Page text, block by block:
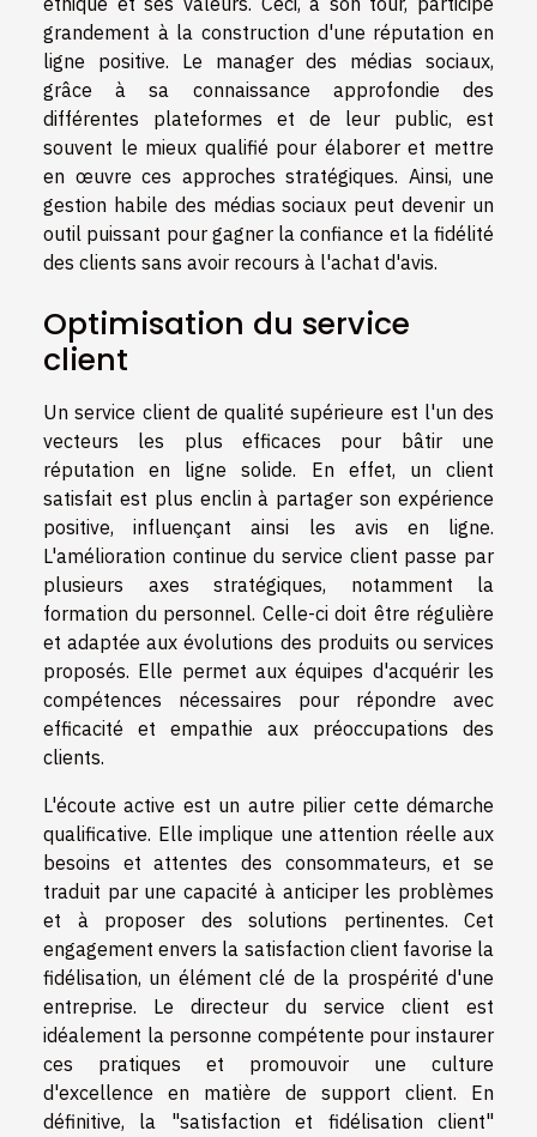
grandement à la construction d'une réputation en
ligne positive. Le manager des médias sociaux,
grâce à sa connaissance approfondie des
différentes plateformes et de leur public, est
souvent le mieux qualifié pour élaborer et mettre
en œuvre ces approches stratégiques. Ainsi, une
gestion habile des médias sociaux peut devenir un
outil puissant pour gagner la confiance et la fidélité
des clients sans avoir recours à l'achat d'avis.
Optimisation du service
client
Un service client de qualité supérieure est l'un des
vecteurs les plus efficaces pour bâtir une
réputation en ligne solide. En effet, un client
satisfait est plus enclin à partager son expérience
positive, influençant ainsi les avis en ligne.
L'amélioration continue du service client passe par
plusieurs axes stratégiques, notamment la
formation du personnel. Celle-ci doit être régulière
et adaptée aux évolutions des produits ou services
proposés. Elle permet aux équipes d'acquérir les
compétences nécessaires pour répondre avec
efficacité et empathie aux préoccupations des
clients.
L'écoute active est un autre pilier cette démarche
qualificative. Elle implique une attention réelle aux
besoins et attentes des consommateurs, et se
traduit par une capacité à anticiper les problèmes
et à proposer des solutions pertinentes. Cet
engagement envers la satisfaction client favorise la
fidélisation, un élément clé de la prospérité d'une
entreprise. Le directeur du service client est
idéalement la personne compétente pour instaurer
ces pratiques et promouvoir une culture
d'excellence en matière de support client. En
définitive, la "satisfaction et fidélisation client"